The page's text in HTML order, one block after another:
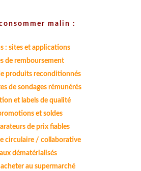
malin :
: sites et applications
de remboursement
produits reconditionnés
de sondages rémunérés
et labels de qualité
et soldes
de prix fiables
circulaire / collaborative
dématérialisés
au supermarché